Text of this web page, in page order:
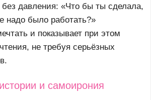
давления: «Что бы ты сделала,
надо было работать?»
и показывает при этом
не требуя серьёзных
и самоирония